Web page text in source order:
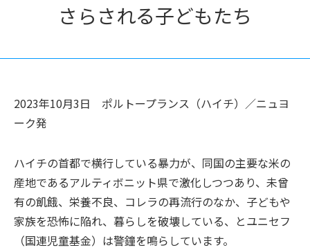
さらされる子どもたち
2023年10月3日
ポルトープランス（ハイチ）／ニュヨ
ーク発
ハイチの首都で横行している暴力が、同国の主要な米の
産地であるアルティボニット県で激化しつつあり、未曾
有の飢餓、栄養不良、コレラの再流行のなか、子どもや
家族を恐怖に陥れ、暮らしを破壊している、とユニセフ
（国連児童基金）は警鐘を鳴らしています。